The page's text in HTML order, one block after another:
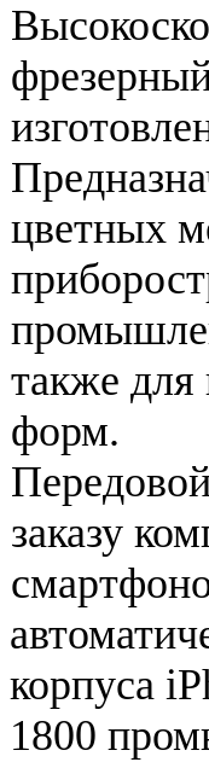
цветных
также
форм.
заказу
корпуса
1800